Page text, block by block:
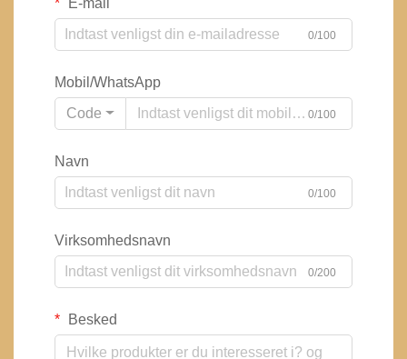
0/100
Mobil/WhatsApp
Code
0/100
Navn
0/100
Virksomhedsnavn
0/200
Besked